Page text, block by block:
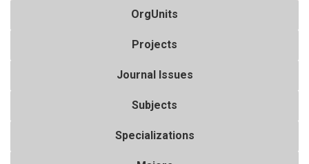
OrgUnits
Projects
Journal Issues
Subjects
Specializations